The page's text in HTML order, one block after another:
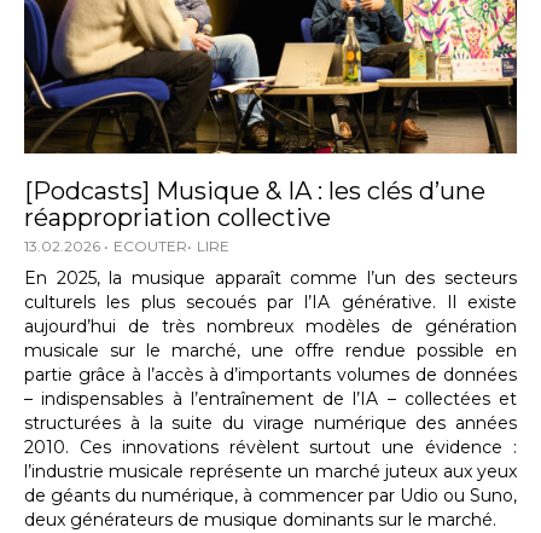
[Podcasts] Musique & IA : les clés d’une
réappropriation collective
13.02.2026 ECOUTER LIRE
En 2025, la musique apparaît comme l’un des secteurs
culturels les plus secoués par l’IA générative. Il existe
aujourd’hui de très nombreux modèles de génération
musicale sur le marché, une offre rendue possible en
partie grâce à l’accès à d’importants volumes de données
– indispensables à l’entraînement de l’IA – collectées et
structurées à la suite du virage numérique des années
2010. Ces innovations révèlent surtout une évidence :
l’industrie musicale représente un marché juteux aux yeux
de géants du numérique, à commencer par Udio ou Suno,
deux générateurs de musique dominants sur le marché.